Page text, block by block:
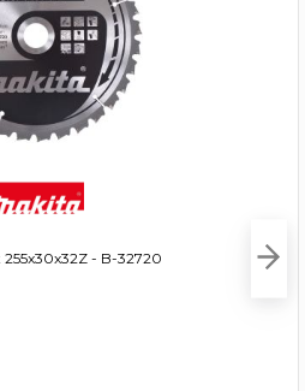
- B-32720